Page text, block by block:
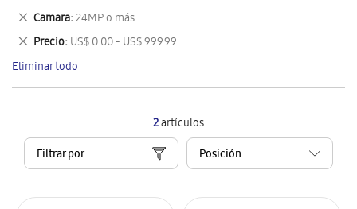
2artículos
Filtrar por
este
artículo
Camara 24MP o más
Eliminar
este
artículo
Precio US$ 0.00 - US$ 999.99
Eliminar
este
artículo
Eliminar todo